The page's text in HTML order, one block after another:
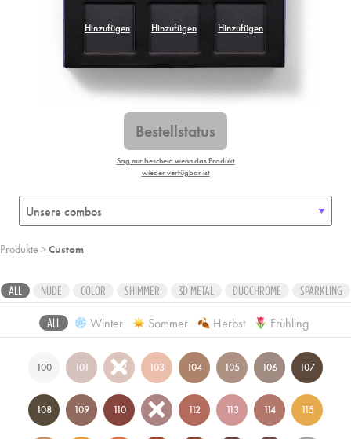
Hinzufügen Hinzufügen Hinzufügen
Hinzufügen Hinzufügen Hinzufügen
Bestellstatus
Sag mir bescheid wenn das Produkt
wieder verfügbar ist
Produkte >Custom
ALL NUDE COLOR SHIMMER 3D METAL DUOCHROME SPARKLING
ALL Winter Sommer Herbst Frühling
100 101 102 103 104 105 106 107
108 109 110 111 112 113 114 115